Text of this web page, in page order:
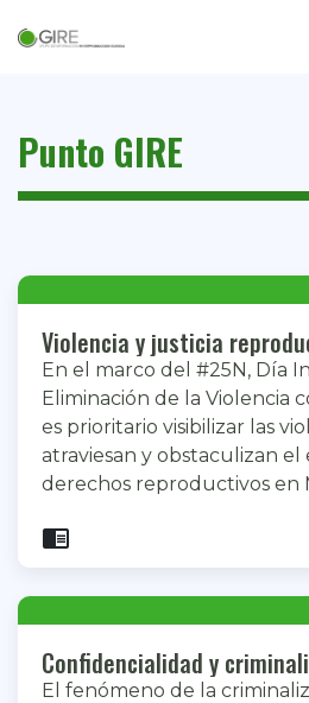
Punto GIRE
Violencia y justicia
En el marco del #25N, Día
Eliminación de la Violencia
es prioritario visibilizar las
atraviesan y obstaculizan el
derechos reproductivos en
chrome_reader_mode
Confidencialidad y
El fenómeno de la